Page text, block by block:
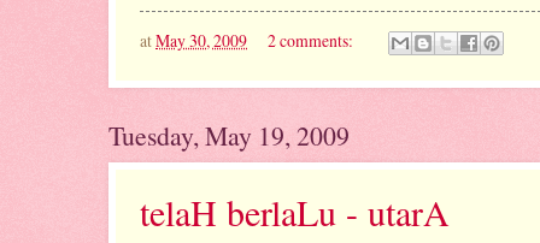
atMay 30, 2009 2 comments:
Tuesday, May 19, 2009
telaH berlaLu - utarA